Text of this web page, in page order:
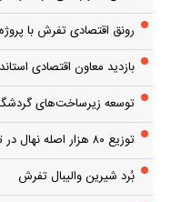
رونق اقتصادی تفرش با
بازدید معاون اقتصادی
توسعه زیرساخت‌های
توزیع ۸۰ هزار اصله نهال در تفرش
بُرد شیرین والیبال تفرش